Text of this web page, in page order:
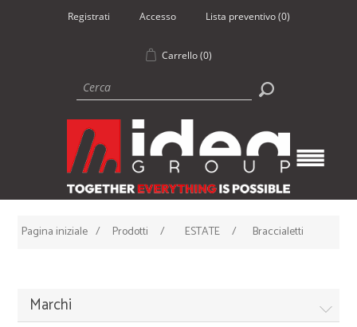
Registrati Accesso Lista preventivo (0)
Carrello (0)
Pagina iniziale / Prodotti / ESTATE / Braccialetti
Marchi